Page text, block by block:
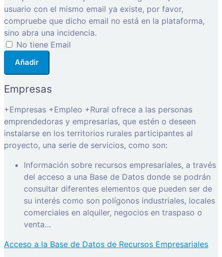
usuario con el mismo email ya existe, por favor,
compruebe que dicho email no está en la plataforma,
sino abra una incidencia.
No tiene Email
Añadir
Empresas
+Empresas +Empleo +Rural ofrece a las personas
emprendedoras y empresarias, que estén o deseen
instalarse en los territorios rurales participantes al
proyecto, una serie de servicios, como son:
Información sobre recursos empresariales, a través
del acceso a una Base de Datos donde se podrán
consultar diferentes elementos que pueden ser de
su interés como son polígonos industriales, locales
comerciales en alquiler, negocios en traspaso o
venta…
Acceso a la Base de Datos de Recursos Empresariales